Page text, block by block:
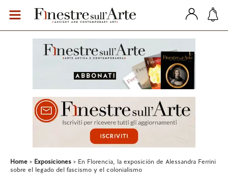
Home Exposiciones
En Florencia, la exposición de Alessandra Ferrini
sobre el legado del fascismo y el colonialismo